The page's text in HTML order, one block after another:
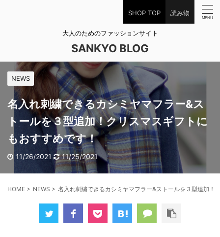
SHOP TOP 読み物
大人のためのファッションサイト
SANKYO BLOG
NEWS
名入れ刺繍できるカシミヤマフラー&ス
トールを３型追加！クリスマスギフトに
もおすすめです！
11/26/2021 11/25/2021
HOME > NEWS > 名入れ刺繍できるカシミヤマフラー&ストールを３型追加！